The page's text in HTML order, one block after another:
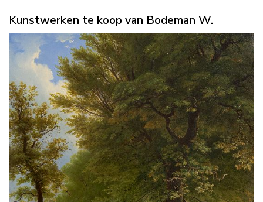
Kunstwerken te koop van Bodeman W.